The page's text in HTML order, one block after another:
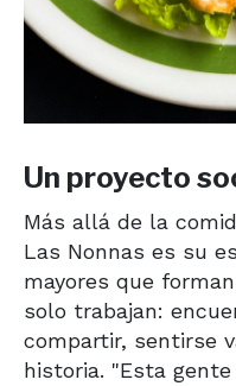
Un proyecto
Más allá de la
Las Nonnas es su
mayores que
solo trabajan:
compartir, sentirse
historia. "Esta